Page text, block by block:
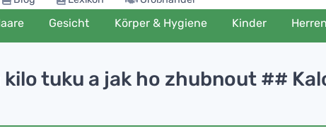
Gesicht Körper & Hygiene Kinder Herren
kilo tuku a jak ho zhubnout ##